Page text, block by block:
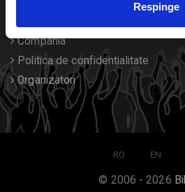
Respinge
Compania
Politica de confidentialitate
Organizatori
RO EN
© 2006 - 2026